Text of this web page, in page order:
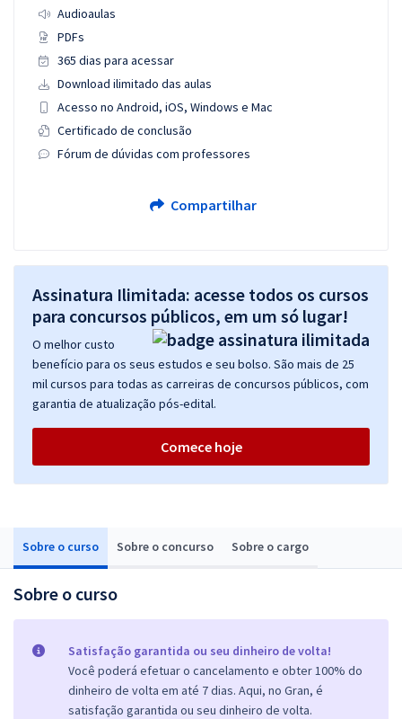
Sobre o curso Sobre o concurso Sobre o cargo
Sobre o curso
Satisfação garantida ou seu dinheiro de volta!
Você poderá efetuar o cancelamento e obter 100% do
dinheiro de volta em até 7 dias. Aqui, no Gran, é
satisfação garantida ou seu dinheiro de volta.
Audioaulas
PDFs
365 dias para acessar
Download ilimitado das aulas
Acesso no Android, iOS, Windows e Mac
Certificado de conclusão
Fórum de dúvidas com professores
Compartilhar
Assinatura Ilimitada: acesse todos os cursos
para concursos públicos, em um só lugar!
O melhor custo
benefício para os seus estudos e seu bolso. São mais de 25
mil cursos para todas as carreiras de concursos públicos, com
garantia de atualização pós-edital.
Comece hoje